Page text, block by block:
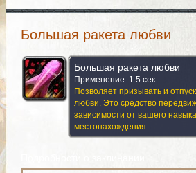
Большая ракета любви
Большая ракета любви
Применение: 1.5 сек.
Позволяет призывать и
любви. Это средство
зависимости от вашего
местонахождения.